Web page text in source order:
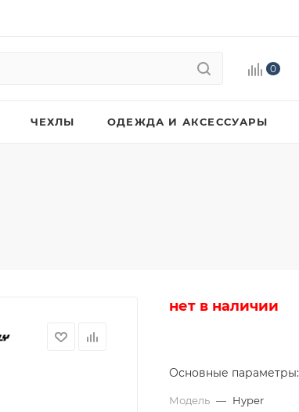
0
ЧЕХЛЫ ОДЕЖДА И АКСЕССУАРЫ
нет в наличии
Основные параметры:
Модель — Hyper